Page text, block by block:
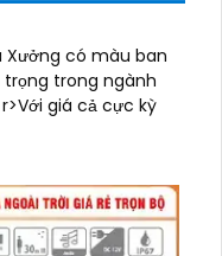
Xưởng có màu ban
trong ngành